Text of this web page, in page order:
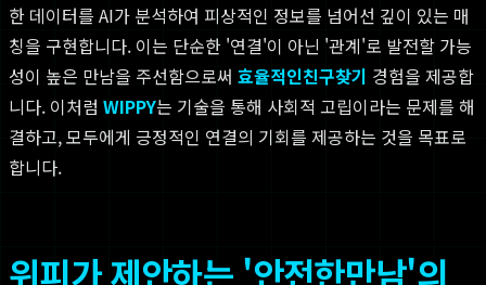
한 데이터를 AI가 분석하여 피상적인 정보를 넘어선 깊이 있는 매
칭을 구현합니다. 이는 단순한 '연결'이 아닌 '관계'로 발전할 가능
성이 높은 만남을 주선함으로써 효율적인친구찾기 경험을 제공합
니다. 이처럼 WIPPY는 기술을 통해 사회적 고립이라는 문제를 해
결하고, 모두에게 긍정적인 연결의 기회를 제공하는 것을 목표로
합니다.
위피가 제안하는 '안전한만남'의